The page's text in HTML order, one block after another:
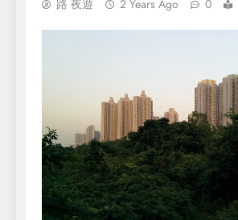
路 夜遊 2 Years Ago 0